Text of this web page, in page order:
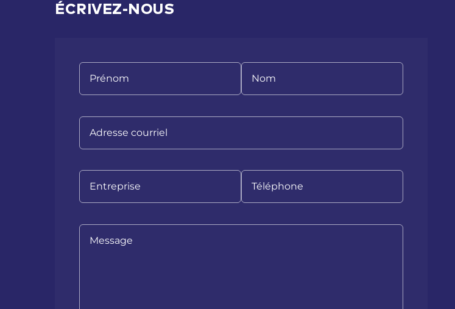
ÉCRIVEZ-NOUS